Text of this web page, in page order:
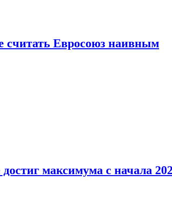
считать Евросоюз наивным
максимума с начала